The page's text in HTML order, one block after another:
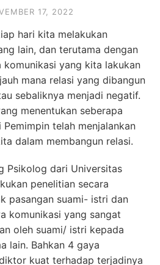
17, 2022
hari kita melakukan
lain, dan terutama dengan
yang kita lakukan
mana relasi yang dibangun
sebaliknya menjadi negatif.
menentukan seberapa
telah menjalankan
dalam membangun relasi.
Psikolog dari Universitas
penelitian secara
pasangan suami- istri dan
komunikasi yang sangat
oleh suami/ istri kepada
lain. Bahkan 4 gaya
kuat terhadap terjadinya